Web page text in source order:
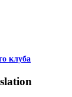
клуба